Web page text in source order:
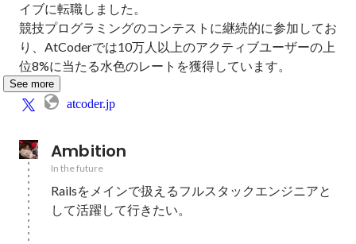
イブに転職しました。
競技プログラミングのコンテストに継続的に参加してお
り、AtCoderでは10万人以上のアクティブユーザーの上
位8%に当たる水色のレートを獲得しています。
See more
atcoder.jp
Ambition
In the future
Railsをメインで扱えるフルスタックエンジニアと
して活躍して行きたい。